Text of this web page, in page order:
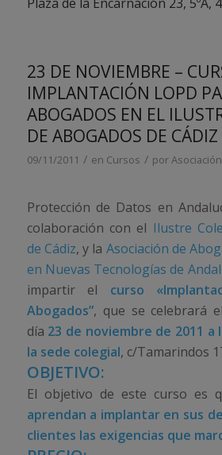
23 DE NOVIEMBRE –
IMPLANTACIÓN LOPD
ABOGADOS EN EL
DE ABOGADOS DE CÁDIZ
09/11/2011 / en Cursos / por
Protección de Datos en
colaboración con el Ilustre
de Cádiz, y la Asociación de
en Nuevas Tecnologías de
impartir el curso
Abogados”, que se celebrará
día 23 de noviembre de 2011 a
la sede colegial, c/Tamarindos
OBJETIVO:
El objetivo de este curso es
aprendan a implantar en sus
clientes las exigencias que